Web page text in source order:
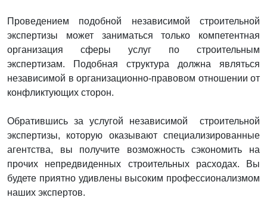
Проведением подобной независимой строительной
экспертизы может заниматься только компетентная
организация сферы услуг по строительным
экспертизам. Подобная структура должна являться
независимой в организационно-правовом отношении от
конфликтующих сторон.
Обратившись за услугой независимой строительной
экспертизы, которую оказывают специализированные
агентства, вы получите возможность сэкономить на
прочих непредвиденных строительных расходах. Вы
будете приятно удивлены высоким профессионализмом
наших экспертов.